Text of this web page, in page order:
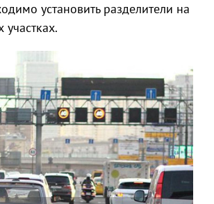
установить разделители на